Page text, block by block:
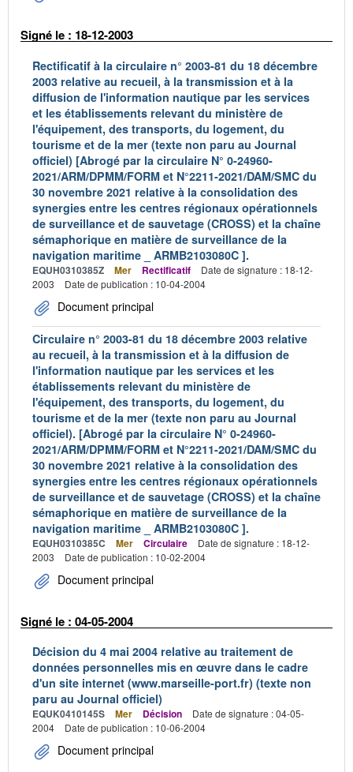
Signé le : 18-12-2003
Rectificatif à la circulaire n° 2003-81 du 18 décembre
2003 relative au recueil, à la transmission et à la
diffusion de l'information nautique par les services
et les établissements relevant du ministère de
l'équipement, des transports, du logement, du
tourisme et de la mer (texte non paru au Journal
officiel) [Abrogé par la circulaire N° 0-24960-
2021/ARM/DPMM/FORM et N°2211-2021/DAM/SMC du
30 novembre 2021 relative à la consolidation des
synergies entre les centres régionaux opérationnels
de surveillance et de sauvetage (CROSS) et la chaîne
sémaphorique en matière de surveillance de la
navigation maritime _ ARMB2103080C ].
EQUH0310385Z Mer Rectificatif
Date de signature : 18-12-
2003
Date de publication : 10-04-2004
Document principal
Circulaire n° 2003-81 du 18 décembre 2003 relative
au recueil, à la transmission et à la diffusion de
l'information nautique par les services et les
établissements relevant du ministère de
l'équipement, des transports, du logement, du
tourisme et de la mer (texte non paru au Journal
officiel). [Abrogé par la circulaire N° 0-24960-
2021/ARM/DPMM/FORM et N°2211-2021/DAM/SMC du
30 novembre 2021 relative à la consolidation des
synergies entre les centres régionaux opérationnels
de surveillance et de sauvetage (CROSS) et la chaîne
sémaphorique en matière de surveillance de la
navigation maritime _ ARMB2103080C ].
EQUH0310385C Mer Circulaire
Date de signature : 18-12-
2003
Date de publication : 10-02-2004
Document principal
Signé le : 04-05-2004
Décision du 4 mai 2004 relative au traitement de
données personnelles mis en œuvre dans le cadre
d'un site internet (www.marseille-port.fr) (texte non
paru au Journal officiel)
EQUK0410145S Mer Décision
Date de signature : 04-05-
2004
Date de publication : 10-06-2004
Document principal